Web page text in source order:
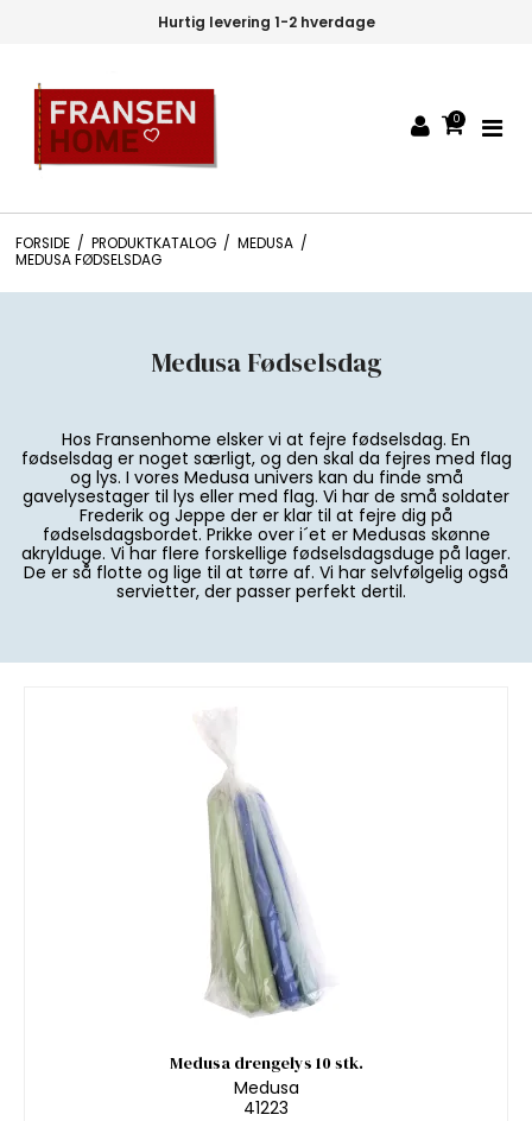
0
FORSIDE / PRODUKTKATALOG / MEDUSA /
MEDUSA FØDSELSDAG
Medusa Fødselsdag
Hos Fransenhome elsker vi at fejre fødselsdag. En
fødselsdag er noget særligt, og den skal da fejres med flag
og lys. I vores Medusa univers kan du finde små
gavelysestager til lys eller med flag. Vi har de små soldater
Frederik og Jeppe der er klar til at fejre dig på
fødselsdagsbordet. Prikke over i´et er Medusas skønne
akrylduge. Vi har flere forskellige fødselsdagsduge på lager.
De er så flotte og lige til at tørre af. Vi har selvfølgelig også
servietter, der passer perfekt dertil.
Medusa drengelys 10 stk.
Medusa
41223